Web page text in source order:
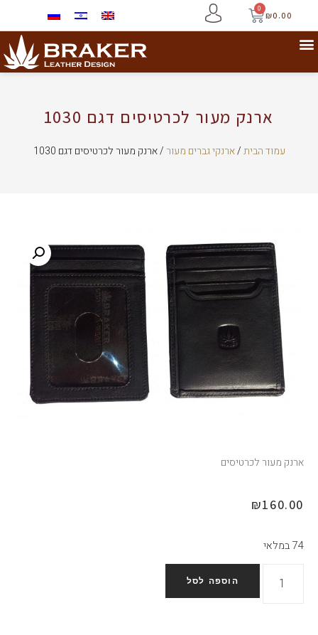
₪0.00
0
ארנק מעור לכרטיסים דגם 1030
עמוד הבית/ארנקי גברים מעור/ ארנק מעור לכרטיסים דגם 1030
ארנק מעור לכרטיסים
₪160.00
74 במלאי
הוספה לסל